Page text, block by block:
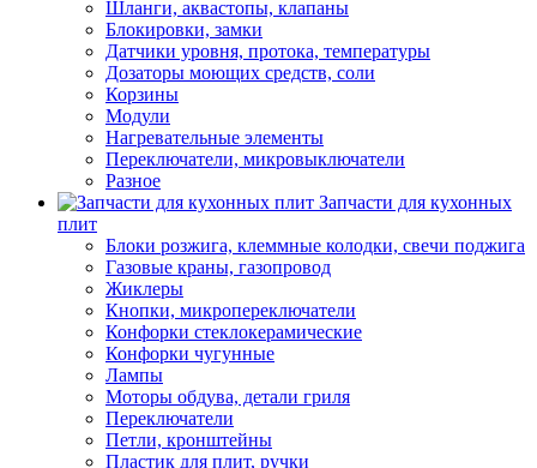
Шланги, аквастопы, клапаны
Блокировки, замки
Датчики уровня, протока, температуры
Дозаторы моющих средств, соли
Корзины
Модули
Нагревательные элементы
Переключатели, микровыключатели
Разное
Запчасти для кухонных
плит
Блоки розжига, клеммные колодки, свечи поджига
Газовые краны, газопровод
Жиклеры
Кнопки, микропереключатели
Конфорки стеклокерамические
Конфорки чугунные
Лампы
Моторы обдува, детали гриля
Переключатели
Петли, кронштейны
Пластик для плит, ручки